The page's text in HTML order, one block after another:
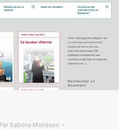
Par Sabrina Morisson